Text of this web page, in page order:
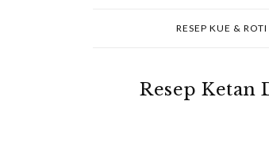
RESEP KUE & ROTI
Resep Ketan